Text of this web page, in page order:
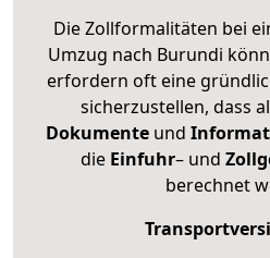
Die Zollformalitäten bei
Umzug nach Burundi
erfordern oft eine
sicherzustellen, dass
Dokumenteund
die Einfuhr– und
berechnet